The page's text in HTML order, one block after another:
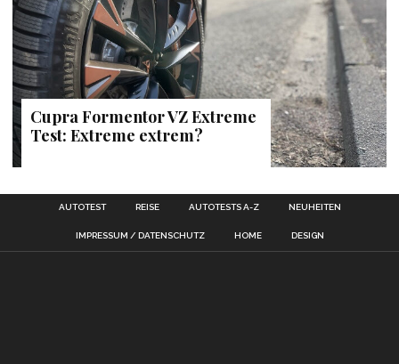
Cupra Formentor VZ Extreme
Test: Extreme extrem?
AUTOTEST REISE AUTOTESTS A-Z NEUHEITEN
IMPRESSUM / DATENSCHUTZ HOME DESIGN